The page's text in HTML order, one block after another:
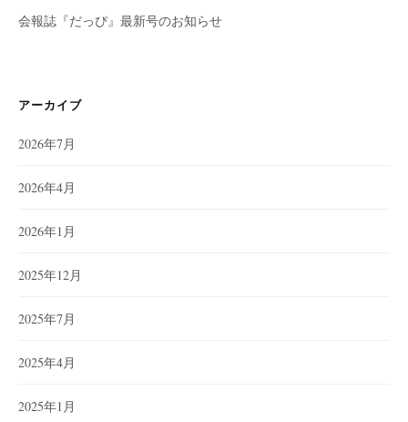
会報誌『だっぴ』最新号のお知らせ
アーカイブ
2026年7月
2026年4月
2026年1月
2025年12月
2025年7月
2025年4月
2025年1月